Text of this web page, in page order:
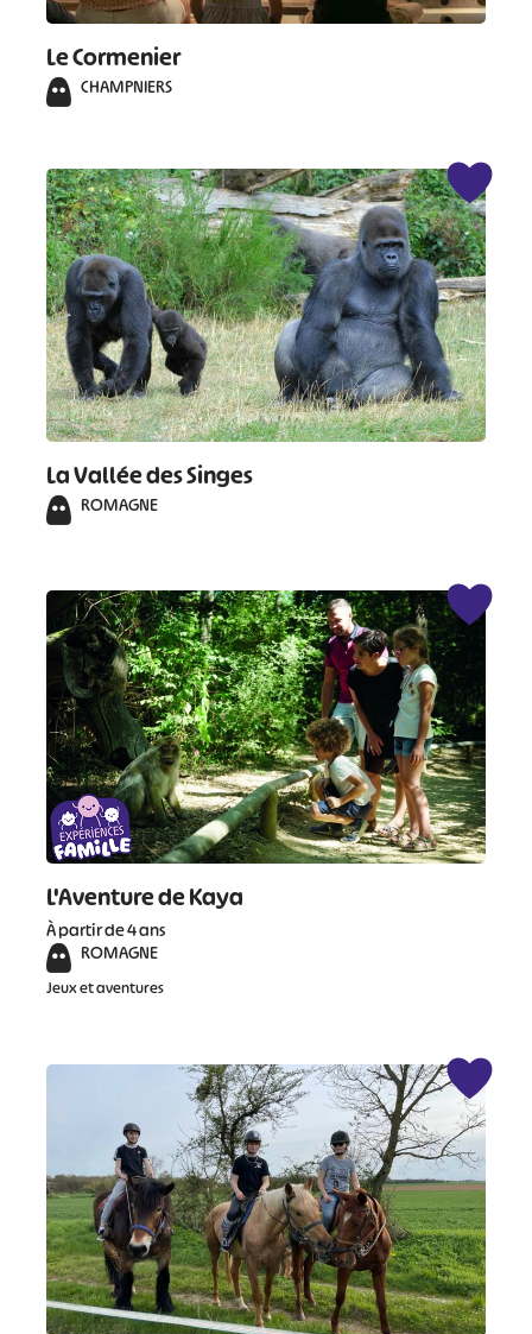
Le Cormenier
CHAMPNIERS
La Vallée des Singes
ROMAGNE
L'Aventure de Kaya
À partir de 4 ans
ROMAGNE
Jeux et aventures
# # #
#
#
#
#